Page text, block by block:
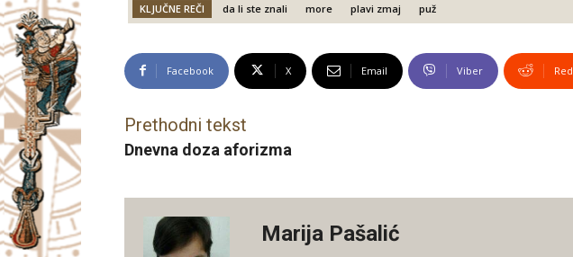
KLJUČNE REČI da li ste znali more plavi zmaj puž
Facebook X Email Viber
Prethodni tekst
Dnevna doza aforizma
Marija Pašalić